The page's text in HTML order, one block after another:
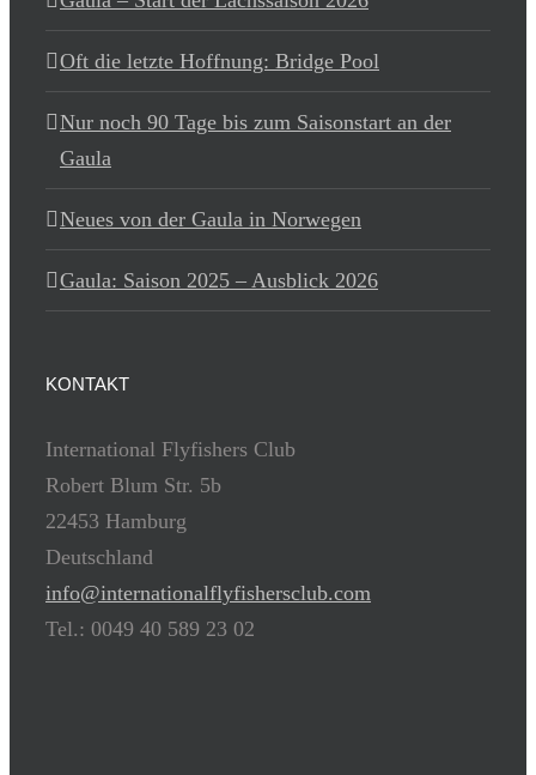
Oft die letzte Hoffnung: Bridge Pool
Nur noch 90 Tage bis zum Saisonstart an der
Gaula
Neues von der Gaula in Norwegen
Gaula: Saison 2025 – Ausblick 2026
KONTAKT
International Flyfishers Club
Robert Blum Str. 5b
22453 Hamburg
Deutschland
info@internationalflyfishersclub.com
Tel.: 0049 40 589 23 02